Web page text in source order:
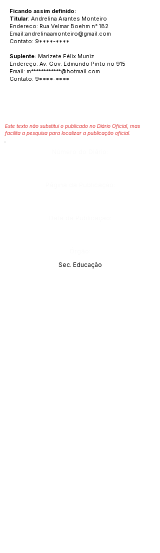
Ficando assim definido:
Titular: Andrelina Arantes Monteiro
Endereco: Rua Velmar Boehm n° 182
Email:andrelinaamonteiro@gmail.com
Contato: 9****-****
Suplente: Marizete Félix Muniz
Endereço: Av. Gov. Edmundo Pinto no 915
Email: m************@hotmail.com
Contato: 9****-****
Este texto não substitui o publicado no Diário Oficial, mas
facilita a pesquisa para localizar a publicação oficial.
Sec. Educação